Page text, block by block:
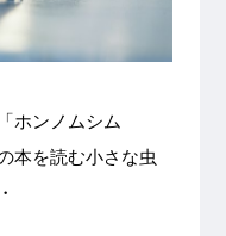
ホンノムシム
本を読む小さな虫